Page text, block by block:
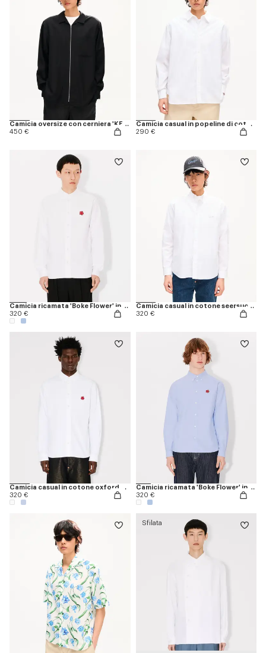
Camicia oversize con cerniera 'KENZO Signature'
450 €
Camicia casual in popeline di cotone
290 €
Camicia ricamata 'Boke Flower' in cotone oxford
320 €
Camicia casual in cotone seersucker 'KENZO Signature'
320 €
Camicia casual in cotone oxford con ricamo 'Boke Flower'
320 €
Camicia ricamata 'Boke Flower' in cotone oxford
320 €
Sfilata